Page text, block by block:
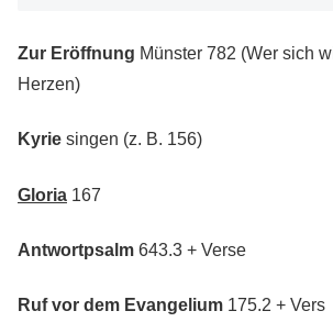
Zur Eröffnung Münster 782 (Wer sich
Herzen)
Kyrie singen (z. B. 156)
Gloria 167
Antwortpsalm 643.3 + Verse
Ruf vor dem Evangelium 175.2 + Vers